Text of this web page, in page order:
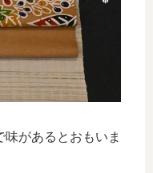
があるとおもいま